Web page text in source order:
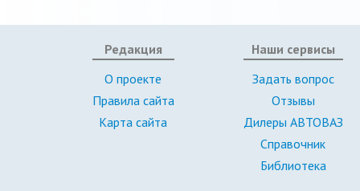
Редакция
О проекте
Правила сайта
Карта сайта
Наши сервисы
Задать вопрос
Отзывы
Дилеры АВТОВАЗ
Справочник
Библиотека